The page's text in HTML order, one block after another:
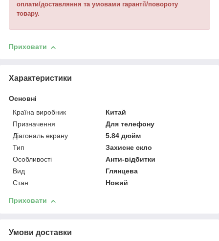
оплати/доставляння та умовами гарантії/повороту
товару.
Приховати
Характеристики
Основні
Країна виробник
Китай
Призначення
Для телефону
Діагональ екрану
5.84 дюйм
Тип
Захисне скло
Особливості
Анти-відбитки
Вид
Глянцева
Стан
Новий
Приховати
Умови доставки